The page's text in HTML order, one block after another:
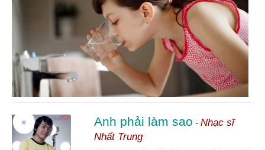
Anh phải làm sao - Nhạc sĩ
Nhất Trung